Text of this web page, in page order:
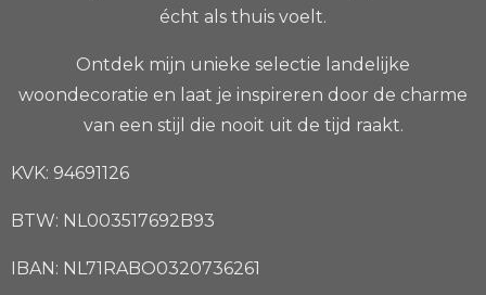
écht als thuis voelt.
Ontdek mijn unieke selectie landelijke
woondecoratie en laat je inspireren door de charme
van een stijl die nooit uit de tijd raakt.
KVK: 94691126
BTW: NL003517692B93
IBAN: NL71RABO0320736261